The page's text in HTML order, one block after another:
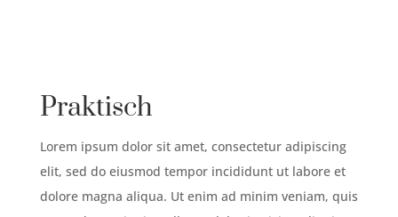
Praktisch
Lorem ipsum dolor sit amet, consectetur adipiscing
elit, sed do eiusmod tempor incididunt ut labore et
dolore magna aliqua. Ut enim ad minim veniam, quis